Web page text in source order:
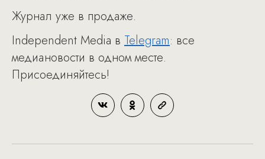
Журнал уже в продаже.
Independent Media в Telegram: все
медиановости в одном месте.
Присоединяйтесь!